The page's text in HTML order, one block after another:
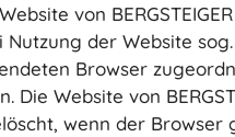
von
der Website
Browser
Die Website von
wenn der Browser